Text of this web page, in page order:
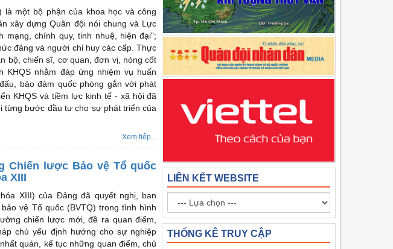
là một bộ phận của khoa học và công
xây dựng Quân đội nói chung và Lực
mạng, chính quy, tinh nhuệ, hiện đại";
đảng và người chỉ huy các cấp. Thực
bộ, chiến sĩ, cơ quan, đơn vị, nòng cốt
KHQS nhằm đáp ứng nhiệm vụ huấn
bảo đảm quốc phòng gắn với phát
KHQS và tiềm lực kinh tế - xã hội đã
từng bước đầu tư cho sự phát triển của
Xem tiếp...
Chiến lược Bảo vệ Tổ quốc
XIII
XIII) của Đảng đã quyết nghị, ban
vệ Tổ quốc (BVTQ) trong tình hình
chiến lược mới, đề ra quan điểm,
chủ yếu định hướng cho sự nghiệp
quán, kế tục những quan điểm, chủ
LIÊN KẾT WEBSITE
THỐNG KÊ TRUY CẬP